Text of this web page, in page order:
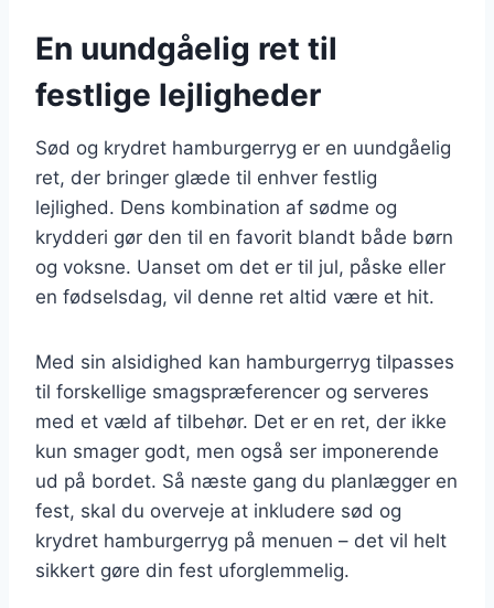
En uundgåelig ret til
festlige lejligheder
Sød og krydret hamburgerryg er en uundgåelig
ret, der bringer glæde til enhver festlig
lejlighed. Dens kombination af sødme og
krydderi gør den til en favorit blandt både børn
og voksne. Uanset om det er til jul, påske eller
en fødselsdag, vil denne ret altid være et hit.
Med sin alsidighed kan hamburgerryg tilpasses
til forskellige smagspræferencer og serveres
med et væld af tilbehør. Det er en ret, der ikke
kun smager godt, men også ser imponerende
ud på bordet. Så næste gang du planlægger en
fest, skal du overveje at inkludere sød og
krydret hamburgerryg på menuen – det vil helt
sikkert gøre din fest uforglemmelig.